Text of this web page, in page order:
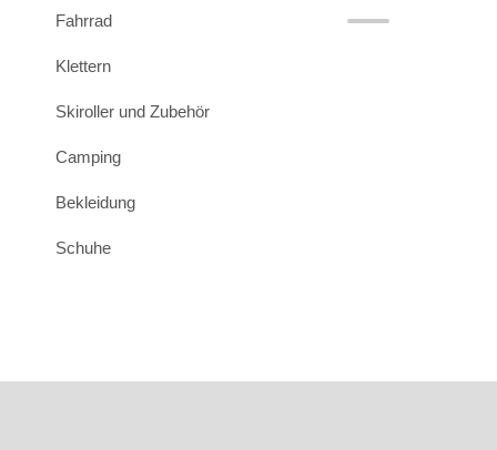
Fahrrad
Klettern
Skiroller und Zubehör
Camping
Bekleidung
Schuhe